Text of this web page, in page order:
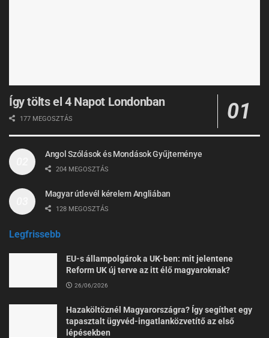
Így tölts el 4 Napot Londonban
177 MEGOSZTÁS
Angol Szólások és Mondások Gyűjteménye
204 MEGOSZTÁS
Magyar útlevél kérelem Angliában
128 MEGOSZTÁS
Legfrissebb
EU-s állampolgárok a UK-ben: mit jelentene
Reform UK új terve az itt élő magyaroknak?
26/06/2026
Hazaköltöznél Magyarországra? Így segíthet egy
tapasztalt ügyvéd-ingatlanközvetítő az első
lépésekben